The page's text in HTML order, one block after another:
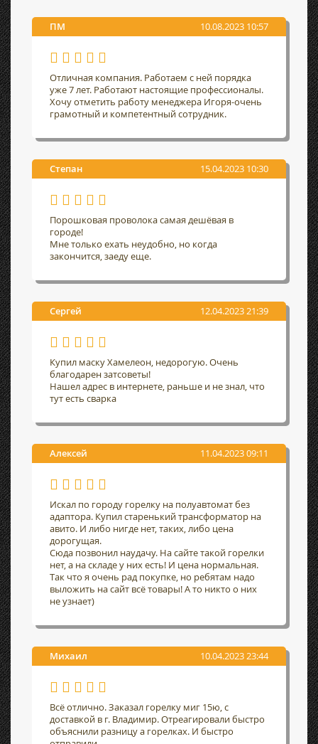
ПМ 10.08.2023 10:57
Отличная компания. Работаем с ней порядка
уже 7 лет. Работают настоящие профессионалы.
Хочу отметить работу менеджера Игоря-очень
грамотный и компетентный сотрудник.
Степан 15.04.2023 10:30
Порошковая проволока самая дешёвая в
городе!
Мне только ехать неудобно, но когда
закончится, заеду еще.
Сергей 12.04.2023 21:39
Купил маску Хамелеон, недорогую. Очень
благодарен затсоветы!
Нашел адрес в интернете, раньше и не знал, что
тут есть сварка
Алексей 11.04.2023 09:11
Искал по городу горелку на полуавтомат без
адаптора. Купил старенький трансформатор на
авито. И либо нигде нет, таких, либо цена
дорогущая.
Сюда позвонил наудачу. На сайте такой горелки
нет, а на складе у них есть! И цена нормальная.
Так что я очень рад покупке, но ребятам надо
выложить на сайт всё товары! А то никто о них
не узнает)
Михаил 10.04.2023 23:44
Всё отлично. Заказал горелку миг 15ю, с
доставкой в г. Владимир. Отреагировали быстро
объяснили разницу а горелках. И быстро